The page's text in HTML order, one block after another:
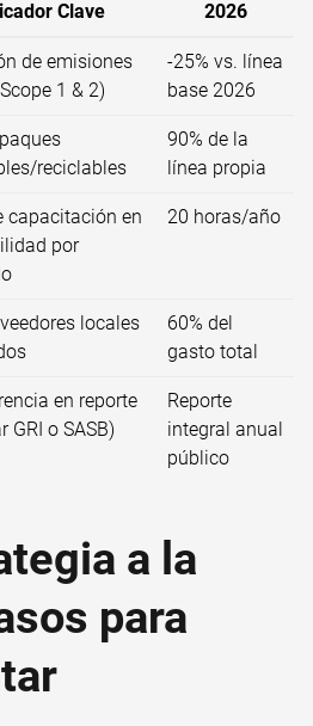
Clave
2026
de emisiones
1 & 2)
-25% vs. línea
base 2026
reciclables
90% de la
línea propia
capacitación en
por
20 horas/año
locales
60% del
gasto total
en reporte
GRI o SASB)
Reporte
integral anual
público
a la
para